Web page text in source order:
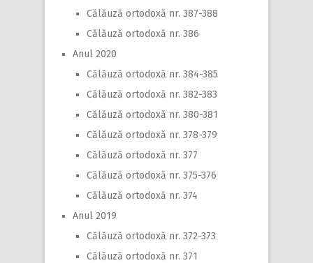
Călăuză ortodoxă nr. 387-388
Călăuză ortodoxă nr. 386
Anul 2020
Călăuză ortodoxă nr. 384-385
Călăuză ortodoxă nr. 382-383
Călăuză ortodoxă nr. 380-381
Călăuză ortodoxă nr. 378-379
Călăuză ortodoxă nr. 377
Călăuză ortodoxă nr. 375-376
Călăuză ortodoxă nr. 374
Anul 2019
Călăuză ortodoxă nr. 372-373
Călăuză ortodoxă nr. 371